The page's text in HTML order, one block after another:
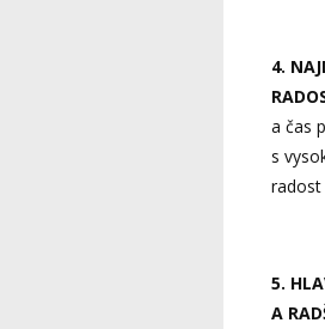
4.
a čas
s
radost
5.
A